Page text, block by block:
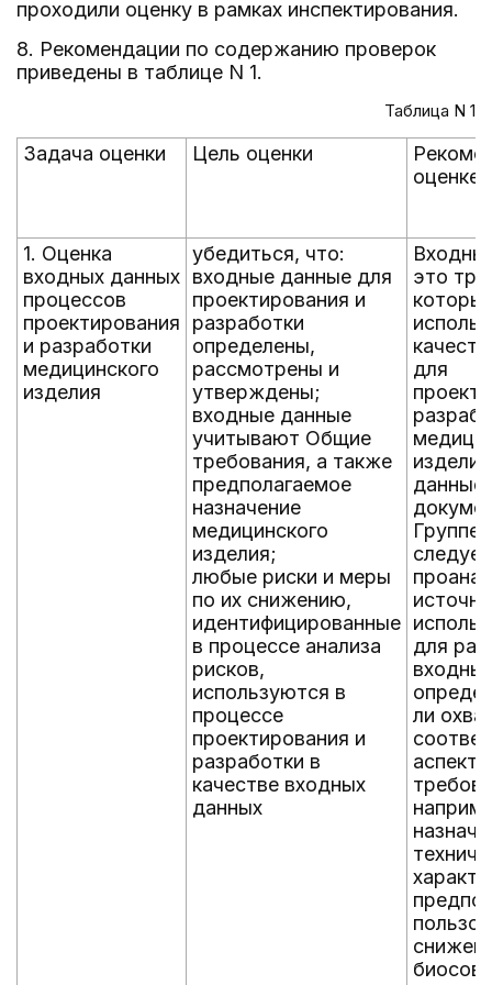
проходили оценку в рамках инспектирования.
8. Рекомендации по содержанию проверок
приведены в таблице N 1.
Таблица N 1
Задача оценки Цель оценки
оценке
1. Оценка
входных данных
процессов
проектирования
и разработки
медицинского
изделия
убедиться, что:
входные данные для
проектирования и
разработки
определены,
рассмотрены и
утверждены;
входные данные
учитывают Общие
требования, а также
предполагаемое
назначение
медицинского
изделия;
любые риски и меры
по их снижению,
идентифицированные
в процессе анализа
рисков,
используются в
процессе
проектирования и
разработки в
качестве входных
данных
это
для
данные
Группе
следует
для
ли
аспекты